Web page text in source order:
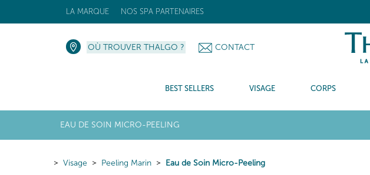
LA MARQUE NOS SPA PARTENAIRES
OÙ TROUVER THALGO ? CONTACT
BEST SELLERS VISAGE CORPS
EAU DE SOIN MICRO-PEELING
Visage Peeling Marin Eau de Soin Micro-Peeling